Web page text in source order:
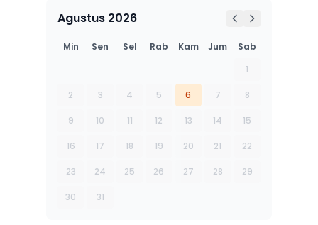
Agustus 2026
Min Sen Sel Rab Kam Jum
Sab
1
2 3 4 5 6 7 8
9 10 11 12 13 14 15
16 17 18 19 20 21 22
23 24 25 26 27 28 29
30 31